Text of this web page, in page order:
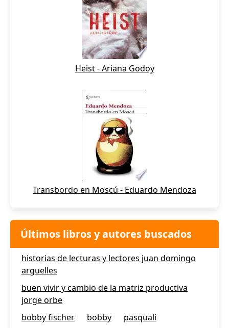
Heist - Ariana Godoy
Transbordo en Moscú - Eduardo Mendoza
Últimos libros y autores buscados
historias de lecturas y lectores juan domingo
arguelles
buen vivir y cambio de la matriz productiva
jorge orbe
bobby fischer
bobby pasquali